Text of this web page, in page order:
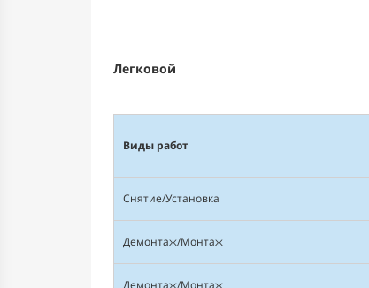
Легковой
Виды работ
Снятие/Установка
Демонтаж/Монтаж
Демонтаж/Монтаж